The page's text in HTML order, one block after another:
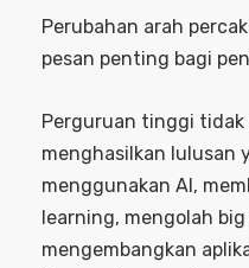
Perubahan arah
pesan penting bagi
Perguruan tinggi tidak
menghasilkan lulusan
menggunakan AI,
learning, mengolah
mengembangkan